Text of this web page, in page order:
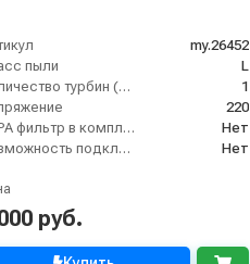
my.26452
пыли
L
Количество турбин (шт)
1
220
HEPA фильтр в комплекте
Нет
Возможность подключения электрощетки
Нет
руб.